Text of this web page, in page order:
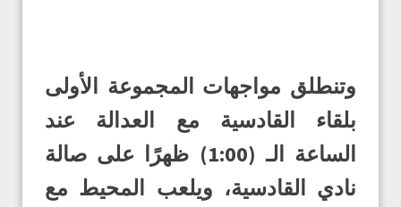
وتنطلق مواجهات المجموعة الأولى
بلقاء القادسية مع العدالة عند
الساعة الـ (1:00) ظهرًا على صالة
نادي القادسية، ويلعب المحيط مع